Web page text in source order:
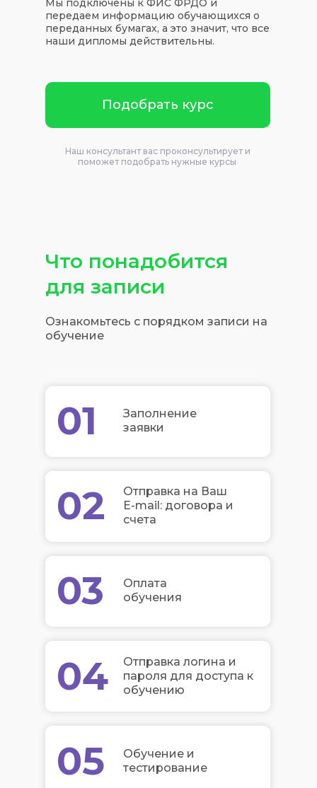
Мы подключены к ФИС ФРДО и
передаем информацию обучающихся о
переданных бумагах, а это значит, что все
наши дипломы действительны.
Наш консультант вас проконсультирует и
поможет подобрать нужные курсы
Подобрать курс
Что понадобится
для записи
Ознакомьтесь с порядком записи на
обучение
01
02
03
04
05
Заполнение
заявки
Отправка на Ваш
E-mail: договора и
счета
Оплата
обучения
Отправка логина и
пароля для доступа к
обучению
Обучение и
тестирование